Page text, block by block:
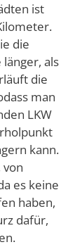
ist
die
als
die
man
LKW
kann.
von
es keine
haben,
dafür,